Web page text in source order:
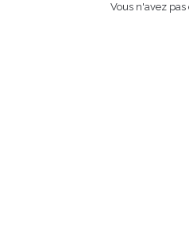
Vous n'avez